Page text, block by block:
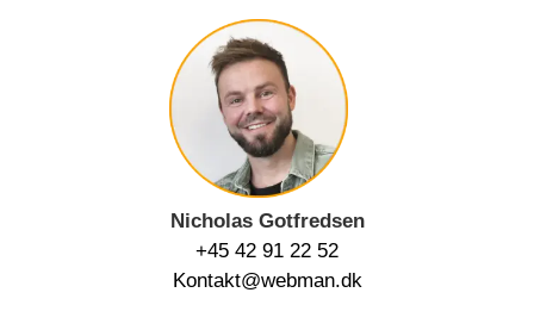
Nicholas Gotfredsen
+45 42 91 22 52
Kontakt@webman.dk